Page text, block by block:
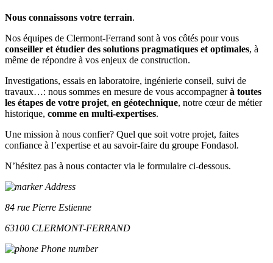
Nous connaissons votre terrain.
Nos équipes de Clermont-Ferrand sont à vos côtés pour vous
conseiller et étudier des solutions pragmatiques et optimales, à
même de répondre à vos enjeux de construction.
Investigations, essais en laboratoire, ingénierie conseil, suivi de
travaux…: nous sommes en mesure de vous accompagnerà toutes
les étapes de votre projet, en géotechnique, notre cœur de métier
historique, comme en multi-expertises.
Une mission à nous confier? Quel que soit votre projet, faites
confiance à l’expertise et au savoir-faire du groupe Fondasol.
N’hésitez pas à nous contacter via le formulaire ci-dessous.
Address
84 rue Pierre Estienne
63100 CLERMONT-FERRAND
Phone number